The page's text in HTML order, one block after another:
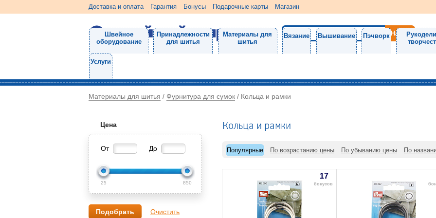
Доставка и оплата Гарантия Бонусы Подарочные карты Магазин
Швейное
оборудование
Принадлежности
для шитья
Материалы для
шитья
Вязание Вышивание Пэчворк
Услуги
Материалы для шитья / Фурнитура для сумок / Кольца и рамки
Цена
От До
25 850
Очистить
Кольца и рамки
Популярные По возрастанию цены По убыванию цены По
17
бонусов